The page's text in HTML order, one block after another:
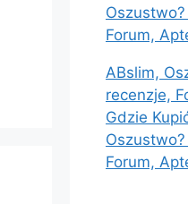
Forum,
ABslim,
recenzje,
Gdzie
Forum,